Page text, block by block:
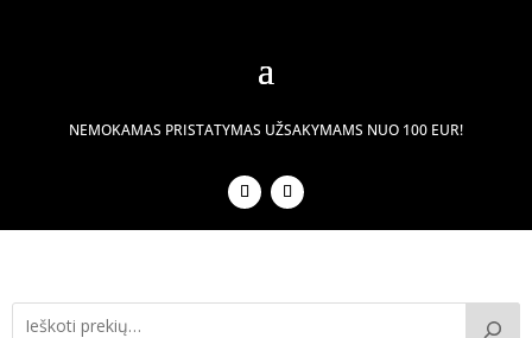
NEMOKAMAS PRISTATYMAS UŽSAKYMAMS NUO 100 EUR!